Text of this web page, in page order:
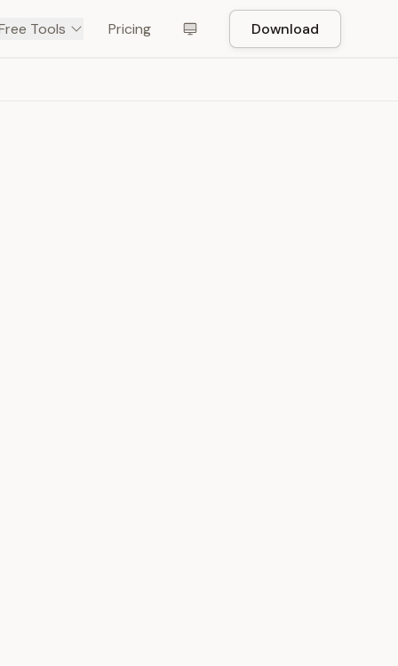
Tools Pricing Download